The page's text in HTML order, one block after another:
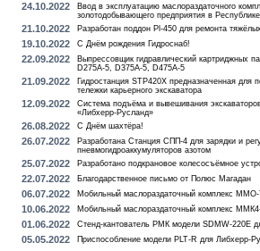
24.10.2022
Ввод в эксплуатацию маслораздаточного
золотодобывающего предприятия в
21.10.2022 Разработан поддон Pl-450 для ремонта
19.10.2022 С Днём рождения Гидроснаб!
22.09.2022
Выпрессовщик гидравлический картриджных
D275A-5, D375A-5, D475A-5
21.09.2022
Гидростанция STP420X предназначенная для
тележки карьерного экскаватора
12.09.2022
Система подъёма и вывешивания
«Либхерр-Русланд»
26.08.2022 С Днём шахтёра!
26.07.2022
Разработана Станция СПП-4 для зарядки и
пневмогидроаккумуляторов азотом
25.07.2022 Разработано подкрановое колесосъёмное
22.07.2022 Благодарственное письмо от Полюс Магадан
06.07.2022 Мобильный маслораздаточный комплекс
10.06.2022 Мобильный маслораздаточный комплекс
01.06.2022 Стенд-кантователь РМК модели SDMW-220E
05.05.2022 Приспособление модели PLT-R для Либхерр-